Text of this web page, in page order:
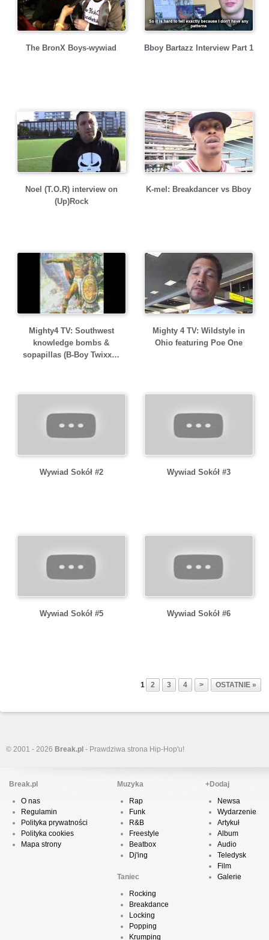
The BronX Boys-wywiad Bboy Bartazz Interview Part 1
Noel (T.O.R) interview on
(Up)Rock
K-mel: Breakdancer vs Bboy
Mighty4 TV: Southwest
knowledge bombs &
sopapillas (B-Boy Twixx…
Mighty 4 TV: Wildstyle in
Ohio featuring Poe One
Wywiad Sokół #2 Wywiad Sokół #3
Wywiad Sokół #5 Wywiad Sokół #6
1 2 3 4 > OSTATNIE »
© 2001 - 2026 Break.pl - Prawdziwa strona Hip-Hop'u!
Break.pl
O nas
Regulamin
Polityka prywatności
Polityka cookies
Mapa strony
Muzyka
Rap
Funk
R&B
Freestyle
Beatbox
Dj'ing
Taniec
Rocking
Breakdance
Locking
Popping
Krumping
+Dodaj
Newsa
Wydarzenie
Artykuł
Album
Audio
Teledysk
Film
Galerie